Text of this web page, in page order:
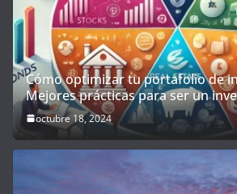
Cómo optimizar tu portafolio de
Mejores prácticas para ser un
octubre 18, 2024